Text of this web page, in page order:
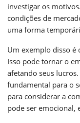
investigar os
condições de
uma forma
Um exemplo disso é
Isso pode tornar o
afetando seus
fundamental para o
para considerar a
pode ser emocional,